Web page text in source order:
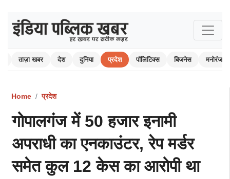
ताज़ा खबर देश दुनिया प्रदेश पॉलिटिक्स बिजनेस मनोरंजन
Home प्रदेश
गोपालगंज में 50 हजार इनामी
अपराधी का एनकाउंटर, रेप मर्डर
समेत कुल 12 केस का आरोपी था